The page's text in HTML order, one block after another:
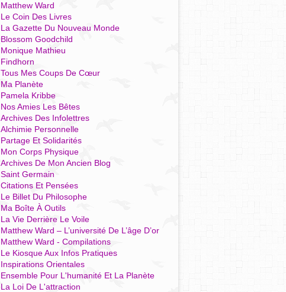
Matthew Ward
Le Coin Des Livres
La Gazette Du Nouveau Monde
Blossom Goodchild
Monique Mathieu
Findhorn
Tous Mes Coups De Cœur
Ma Planète
Pamela Kribbe
Nos Amies Les Bêtes
Archives Des Infolettres
Alchimie Personnelle
Partage Et Solidarités
Mon Corps Physique
Archives De Mon Ancien Blog
Saint Germain
Citations Et Pensées
Le Billet Du Philosophe
Ma Boîte À Outils
La Vie Derrière Le Voile
Matthew Ward – L’université De L’âge D’or
Matthew Ward - Compilations
Le Kiosque Aux Infos Pratiques
Inspirations Orientales
Ensemble Pour L'humanité Et La Planète
La Loi De L'attraction